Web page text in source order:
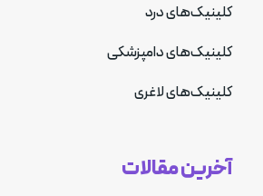
آخرین مقالات
کلینیک‌های درد
کلینیک‌های دامپزشکی
کلینیک‌های لاغری